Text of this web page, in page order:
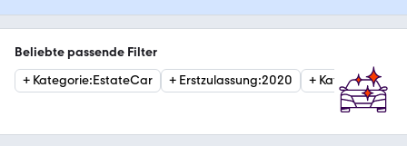
Beliebte passende Filter
+ Kategorie:EstateCar + Erstzulassung:2020 + Kategorie: